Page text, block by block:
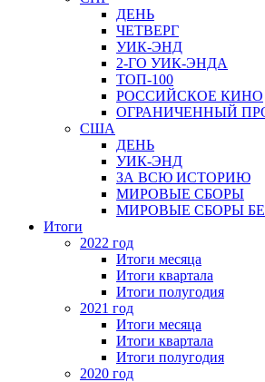
ДЕНЬ
ЧЕТВЕРГ
УИК-ЭНД
2-ГО УИК-ЭНДА
ТОП-100
РОССИЙСКОЕ КИНО
ОГРАНИЧЕННЫЙ
США
ДЕНЬ
УИК-ЭНД
ЗА ВСЮ ИСТОРИЮ
МИРОВЫЕ СБОРЫ
МИРОВЫЕ СБОРЫ
Итоги
2022 год
Итоги месяца
Итоги квартала
Итоги полугодия
2021 год
Итоги месяца
Итоги квартала
Итоги полугодия
2020 год